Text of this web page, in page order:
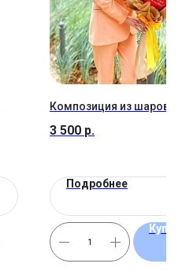
Композиция из шаров
3 500 р.
Подробнее